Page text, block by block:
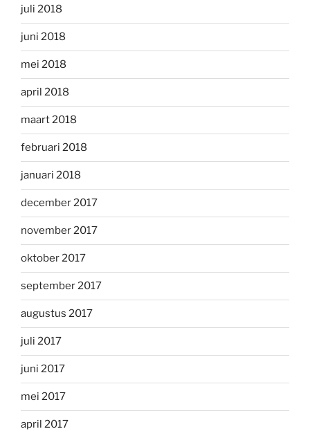
juli 2018
juni 2018
mei 2018
april 2018
maart 2018
februari 2018
januari 2018
december 2017
november 2017
oktober 2017
september 2017
augustus 2017
juli 2017
juni 2017
mei 2017
april 2017